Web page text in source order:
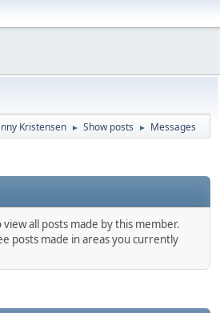
Kristensen ► Show posts ► Messages
all posts made by this member.
posts made in areas you currently